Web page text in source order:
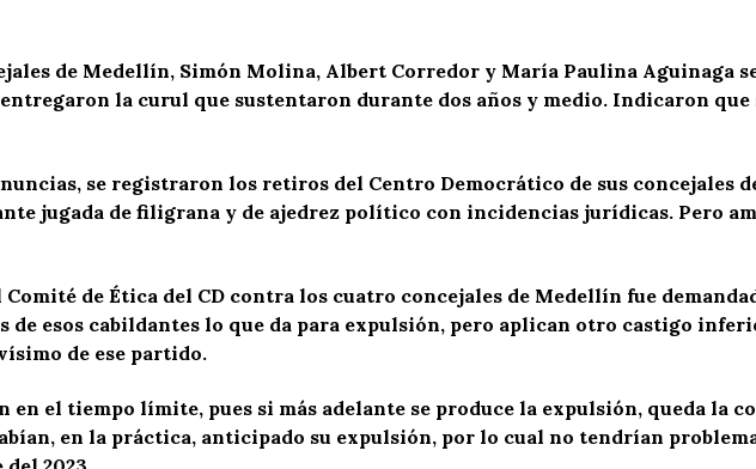
de Medellín, Simón Molina, Albert Corredor y María Paulina Aguinaga
la curul que sustentaron durante dos años y medio. Indicaron que
se registraron los retiros del Centro Democrático de sus concejales
jugada de filigrana y de ajedrez político con incidencias jurídicas. Pero
de Ética del CD contra los cuatro concejales de Medellín fue
de esos cabildantes lo que da para expulsión, pero aplican otro castigo
de ese partido.
en el tiempo límite, pues si más adelante se produce la expulsión, queda la
en la práctica, anticipado su expulsión, por lo cual no tendrían